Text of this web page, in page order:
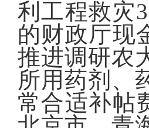
利工程救灾
的财政厅现
推进调研农
所用药剂、
常合适补帖